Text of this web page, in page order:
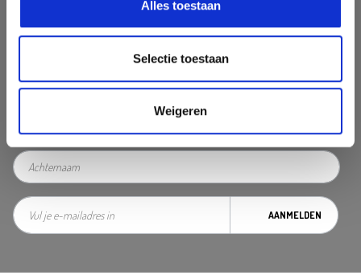
Alles toestaan
Selectie toestaan
Weigeren
Nooit iets van ons missen?
Mis geen enkele aanbieding, inspirerende tip of nieuwsbericht. Schrijf
je nu in voor onze nieuwsbrief
AANMELDEN